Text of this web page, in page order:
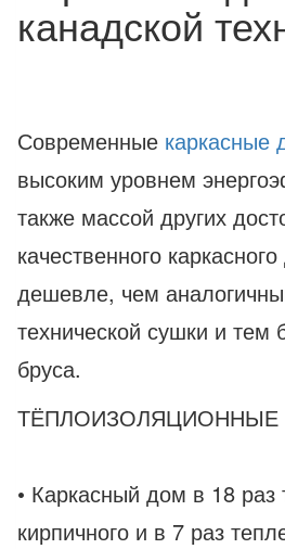
канадской
Современные каркасные
высоким уровнем
также массой других
качественного
дешевле, чем
технической сушки и тем
бруса.
ТЁПЛОИЗОЛЯЦИОННЫЕ
• Каркасный дом в 18 раз
кирпичного и в 7 раз